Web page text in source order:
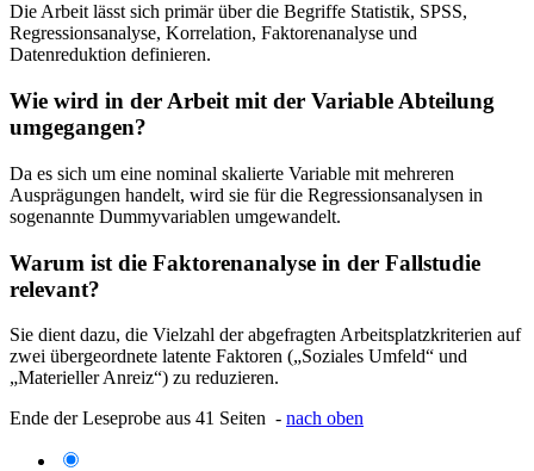
Die Arbeit lässt sich primär über die Begriffe Statistik, SPSS,
Regressionsanalyse, Korrelation, Faktorenanalyse und
Datenreduktion definieren.
Wie wird in der Arbeit mit der Variable Abteilung
umgegangen?
Da es sich um eine nominal skalierte Variable mit mehreren
Ausprägungen handelt, wird sie für die Regressionsanalysen in
sogenannte Dummyvariablen umgewandelt.
Warum ist die Faktorenanalyse in der Fallstudie
relevant?
Sie dient dazu, die Vielzahl der abgefragten Arbeitsplatzkriterien auf
zwei übergeordnete latente Faktoren („Soziales Umfeld“ und
„Materieller Anreiz“) zu reduzieren.
Ende der Leseprobe aus 41 Seiten - nach oben